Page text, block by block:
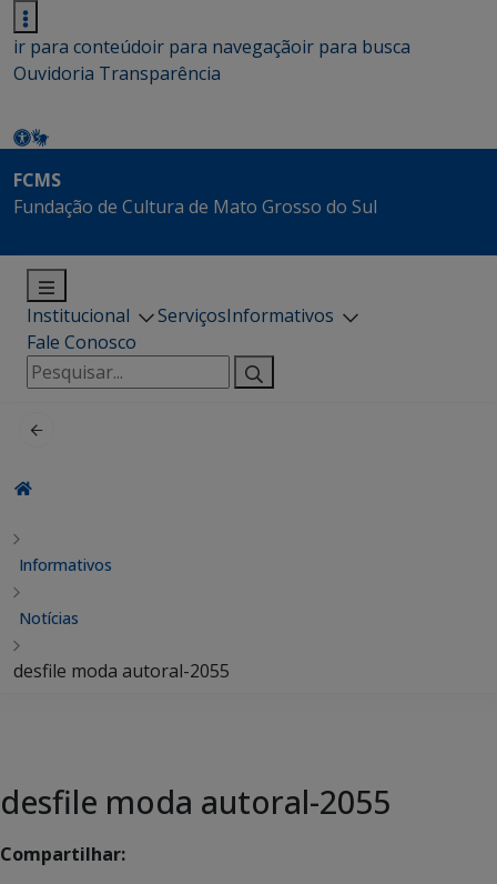
ir para conteúdoir para navegaçãoir para busca
Ouvidoria Transparência
FCMS
Fundação de Cultura de Mato Grosso do Sul
Institucional ServiçosInformativos
Fale Conosco
Pesquisar
por:
Informativos
Notícias
desfile moda autoral-2055
desfile moda autoral-2055
Compartilhar: